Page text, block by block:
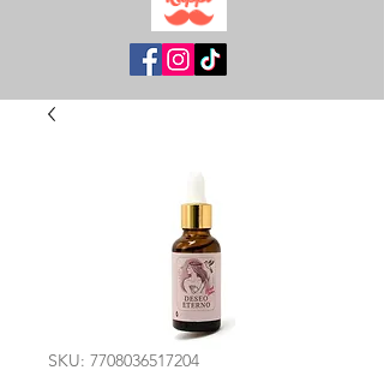
SKU: 7708036517204